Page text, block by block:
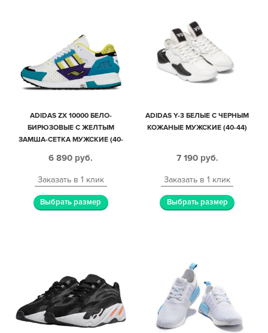
ADIDAS ZX 10000 БЕЛО-
БИРЮЗОВЫЕ С ЖЕЛТЫМ
ЗАМША-СЕТКА МУЖСКИЕ (40-
6 890 руб.
Заказать в 1 клик
Выбрать размер
ADIDAS Y-3 БЕЛЫЕ С ЧЕРНЫМ
КОЖАНЫЕ МУЖСКИЕ (40-44)
7 190 руб.
Заказать в 1 клик
Выбрать размер